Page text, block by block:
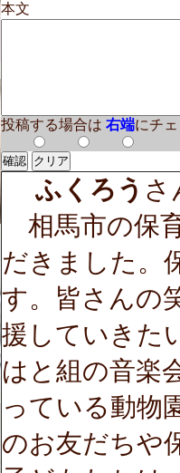
本文
投稿する場合は 右端にチ
ふくろう さ
相馬市の保
だきました。
す。皆さんの
援していきた
はと組の音楽
っている動物
のお友だちや